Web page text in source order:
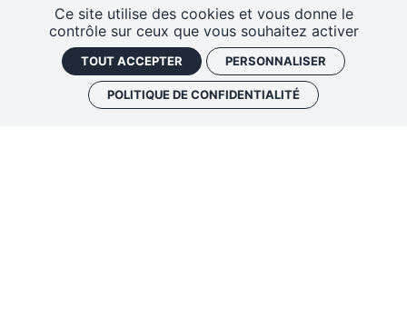
Ce site utilise des cookies et vous donne le
contrôle sur ceux que vous souhaitez activer
TOUT ACCEPTER PERSONNALISER
POLITIQUE DE CONFIDENTIALITÉ